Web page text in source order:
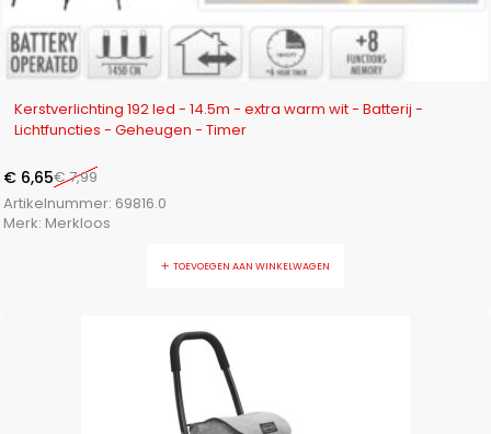
-17%
Kerstverlichting 192 led - 14.5m - extra warm wit - Batterij -
Lichtfuncties - Geheugen - Timer
€7,99
€ 6,65
Artikelnummer: 69816.0
Merk: Merkloos
TOEVOEGEN AAN WINKELWAGEN